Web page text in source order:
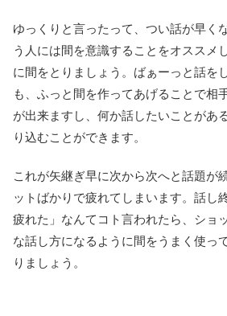
ゆっくりと言ったって、つい話が早く
う人には間を意識することをオススメ
に間をとりましょう。ばぁーっと話を
も、ふっと間を作ってあげることで相
が出来ますし、何か話したいことがあ
り込むことができます。
これが矢継ぎ早に次から次へと話題が
ットばかりで疲れてしまいます。話し
疲れた」なんてコト言われたら、ショ
な話し方になるように間をうまく使っ
りましょう。